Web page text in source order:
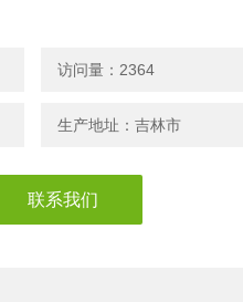
访问量：2364
生产地址：吉林市
联系我们